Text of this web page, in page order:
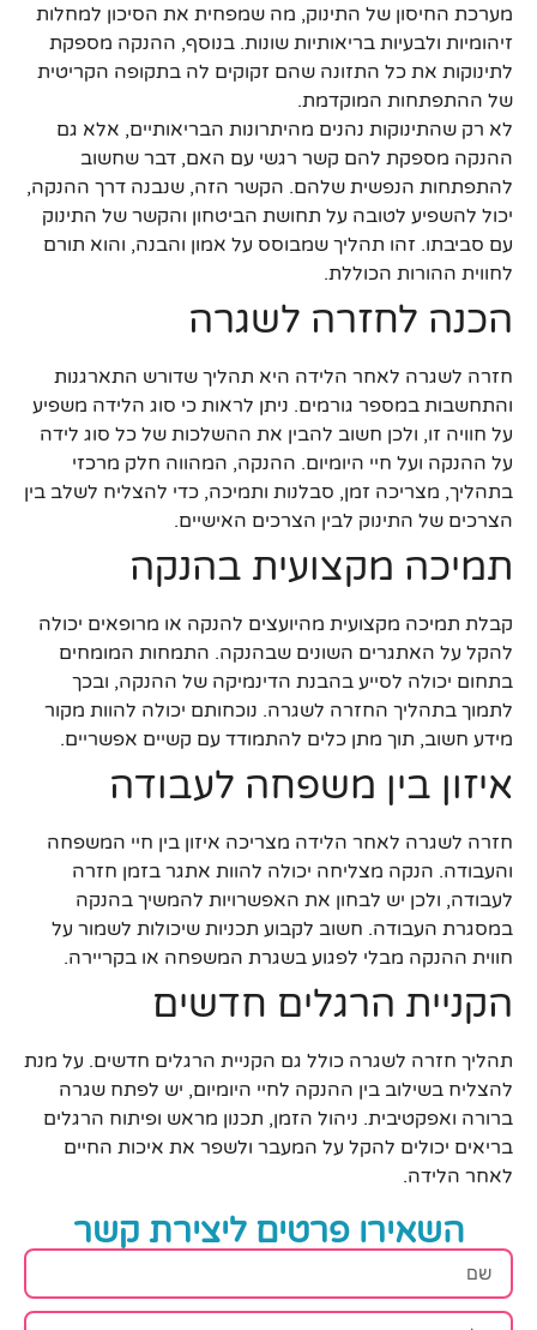
מערכת החיסון של התינוק, מה שמפחית את הסיכון למחלות
זיהומיות ולבעיות בריאותיות שונות. בנוסף, ההנקה מספקת
לתינוקות את כל התזונה שהם זקוקים לה בתקופה הקריטית
של ההתפתחות המוקדמת.
לא רק שהתינוקות נהנים מהיתרונות הבריאותיים, אלא גם
ההנקה מספקת להם קשר רגשי עם האם, דבר שחשוב
להתפתחות הנפשית שלהם. הקשר הזה, שנבנה דרך ההנקה,
יכול להשפיע לטובה על תחושת הביטחון והקשר של התינוק
עם סביבתו. זהו תהליך שמבוסס על אמון והבנה, והוא תורם
לחווית ההורות הכוללת.
הכנה לחזרה לשגרה
חזרה לשגרה לאחר הלידה היא תהליך שדורש התארגנות
והתחשבות במספר גורמים. ניתן לראות כי סוג הלידה משפיע
על חוויה זו, ולכן חשוב להבין את ההשלכות של כל סוג לידה
על ההנקה ועל חיי היומיום. ההנקה, המהווה חלק מרכזי
בתהליך, מצריכה זמן, סבלנות ותמיכה, כדי להצליח לשלב בין
הצרכים של התינוק לבין הצרכים האישיים.
תמיכה מקצועית בהנקה
קבלת תמיכה מקצועית מהיועצים להנקה או מרופאים יכולה
להקל על האתגרים השונים שבהנקה. התמחות המומחים
בתחום יכולה לסייע בהבנת הדינמיקה של ההנקה, ובכך
לתמוך בתהליך החזרה לשגרה. נוכחותם יכולה להוות מקור
מידע חשוב, תוך מתן כלים להתמודד עם קשיים אפשריים.
איזון בין משפחה לעבודה
חזרה לשגרה לאחר הלידה מצריכה איזון בין חיי המשפחה
והעבודה. הנקה מצליחה יכולה להוות אתגר בזמן חזרה
לעבודה, ולכן יש לבחון את האפשרויות להמשיך בהנקה
במסגרת העבודה. חשוב לקבוע תכניות שיכולות לשמור על
חווית ההנקה מבלי לפגוע בשגרת המשפחה או בקריירה.
הקניית הרגלים חדשים
תהליך חזרה לשגרה כולל גם הקניית הרגלים חדשים. על מנת
להצליח בשילוב בין ההנקה לחיי היומיום, יש לפתח שגרה
ברורה ואפקטיבית. ניהול הזמן, תכנון מראש ופיתוח הרגלים
בריאים יכולים להקל על המעבר ולשפר את איכות החיים
לאחר הלידה.
השאירו פרטים ליצירת קשר